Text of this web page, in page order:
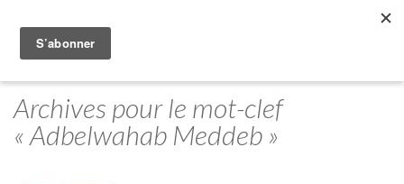
Archives pour le mot-clef
« Adbelwahab Meddeb »